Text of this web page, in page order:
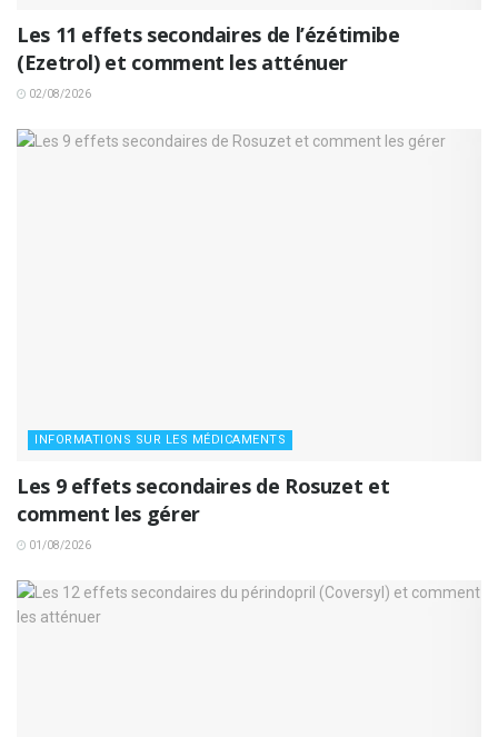
Les 11 effets secondaires de l’ézétimibe
(Ezetrol) et comment les atténuer
02/08/2026
INFORMATIONS SUR LES MÉDICAMENTS
Les 9 effets secondaires de Rosuzet et
comment les gérer
01/08/2026